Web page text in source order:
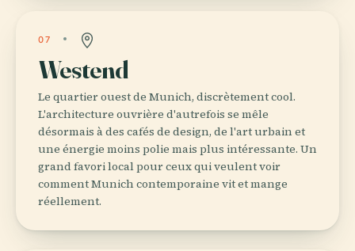
07
Westend
Le quartier ouest de Munich, discrètement cool.
L'architecture ouvrière d'autrefois se mêle
désormais à des cafés de design, de l'art urbain et
une énergie moins polie mais plus intéressante. Un
grand favori local pour ceux qui veulent voir
comment Munich contemporaine vit et mange
réellement.